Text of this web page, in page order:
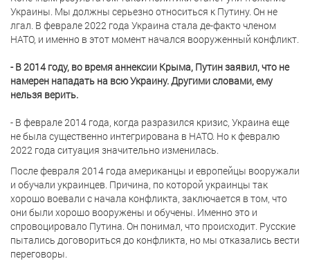
Украины. Мы должны серьезно относиться к Путину. Он не
лгал. В феврале 2022 года Украина стала де-факто членом
НАТО, и именно в этот момент начался вооруженный конфликт.
- В 2014 году, во время аннексии Крыма, Путин заявил, что не
намерен нападать на всю Украину. Другими словами, ему
нельзя верить.
- В феврале 2014 года, когда разразился кризис, Украина еще
не была существенно интегрирована в НАТО. Но к февралю
2022 года ситуация значительно изменилась.
После февраля 2014 года американцы и европейцы вооружали
и обучали украинцев. Причина, по которой украинцы так
хорошо воевали с начала конфликта, заключается в том, что
они были хорошо вооружены и обучены. Именно это и
спровоцировало Путина. Он понимал, что происходит. Русские
пытались договориться до конфликта, но мы отказались вести
переговоры.